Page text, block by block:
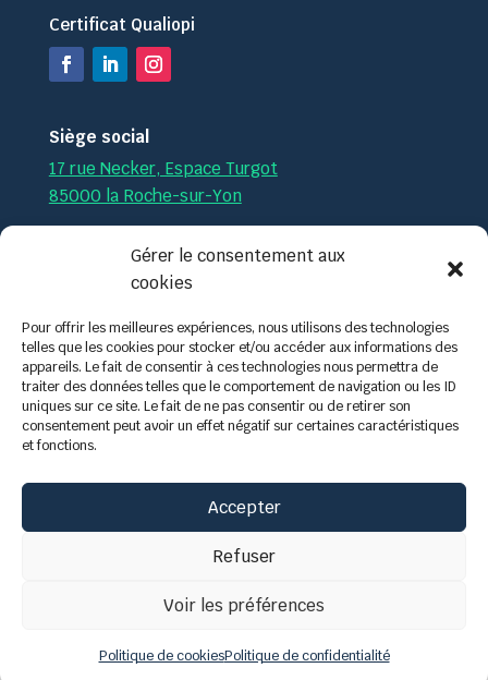
Gérer le consentement aux
cookies
Pour offrir les meilleures expériences, nous utilisons des technologies
telles que les cookies pour stocker et/ou accéder aux informations des
appareils. Le fait de consentir à ces technologies nous permettra de
traiter des données telles que le comportement de navigation ou les ID
uniques sur ce site. Le fait de ne pas consentir ou de retirer son
consentement peut avoir un effet négatif sur certaines caractéristiques
et fonctions.
Accepter
Refuser
Voir les préférences
Politique de cookiesPolitique de confidentialité
Certificat Qualiopi
Siège social
17 rue Necker, Espace Turgot
85000 la Roche-sur-Yon
Par téléphone : 02.51.36.35.57